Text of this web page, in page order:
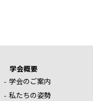
学会概要
学会のご案内
私たちの姿勢